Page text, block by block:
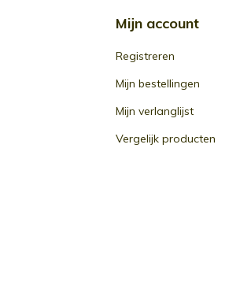
Mijn account
Registreren
Mijn bestellingen
Mijn verlanglijst
Vergelijk producten